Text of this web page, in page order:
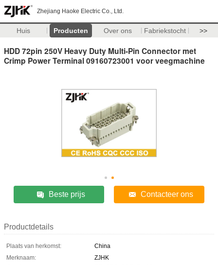
Zhejiang Haoke Electric Co., Ltd.
Huis Producten Over ons Fabriekstocht >>
HDD 72pin 250V Heavy Duty Multi-Pin Connector met
Crimp Power Terminal 09160723001 voor veegmachine
Beste prijs Contacteer ons
Productdetails
Plaats van herkomst:
China
Merknaam:
ZJHK